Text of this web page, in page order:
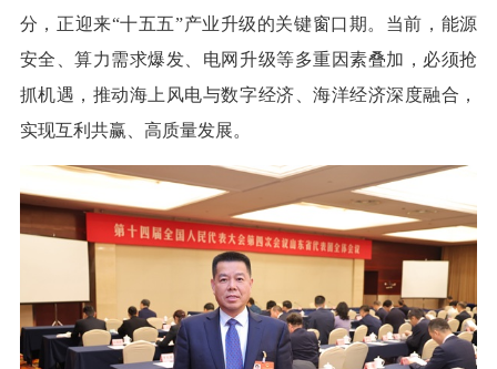
分，正迎来“十五五”产业升级的关键窗口期。当前，能源
安全、算力需求爆发、电网升级等多重因素叠加，必须抢
抓机遇，推动海上风电与数字经济、海洋经济深度融合，
实现互利共赢、高质量发展。